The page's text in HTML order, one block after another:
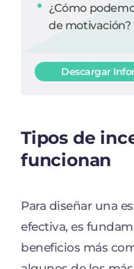
¿Cómo
de motivación?
Descargar
Tipos de
funcionan
Para diseñar una
efectiva, es
beneficios más